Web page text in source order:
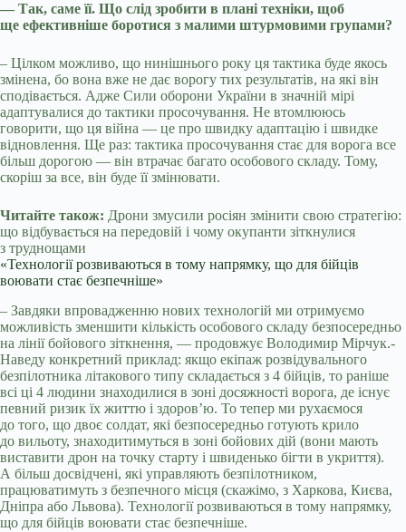
— Так, саме її. Що слід зробити в плані техніки, щоб
ще ефективніше боротися з малими штурмовими групами?
– Цілком можливо, що нинішнього року ця тактика буде якось
змінена, бо вона вже не дає ворогу тих результатів, на які він
сподівається. Адже Сили оборони України в значній мірі
адаптувалися до тактики просочування. Не втомлююсь
говорити, що ця війна — це про швидку адаптацію і швидке
відновлення. Ще раз: тактика просочування стає для ворога все
більш дорогою — він втрачає багато особового складу. Тому,
скоріш за все, він буде її змінювати.
Читайте також: Дрони змусили росіян змінити свою стратегію:
що відбувається на передовій і чому окупанти зіткнулися
з труднощами
«Технології розвиваються в тому напрямку, що для бійців
воювати стає безпечніше»
– Завдяки впровадженню нових технологій ми отримуємо
можливість зменшити кількість особового складу безпосередньо
на лінії бойового зіткнення, — продовжує Володимир Мірчук.-
Наведу конкретний приклад: якщо екіпаж розвідувального
безпілотника літакового типу складається з 4 бійців, то раніше
всі ці 4 людини знаходилися в зоні досяжності ворога, де існує
певний ризик їх життю і здоров’ю. То тепер ми рухаємося
до того, що двоє солдат, які безпосередньо готують крило
до вильоту, знаходитимуться в зоні бойових дій (вони мають
виставити дрон на точку старту і швиденько бігти в укриття).
А більш досвідчені, які управляють безпілотником,
працюватимуть з безпечного місця (скажімо, з Харкова, Києва,
Дніпра або Львова). Технології розвиваються в тому напрямку,
що для бійців воювати стає безпечніше.